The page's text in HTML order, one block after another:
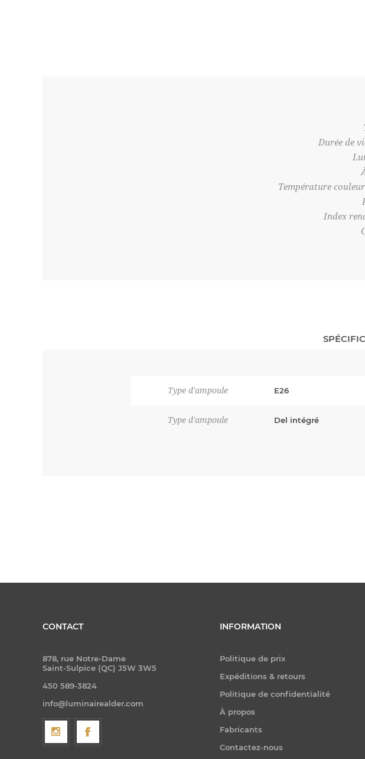
Durée de
Température couleur
Index
Type d'ampoule E26
Type d'ampoule Del intégré
CONTACT
878, rue Notre-Dame
Saint-Sulpice (QC) J5W 3W5
450 589-3824
info@luminairealder.com
INFORMATION
Politique de prix
Expéditions & retours
Politique de confidentialité
À propos
Fabricants
Contactez-nous